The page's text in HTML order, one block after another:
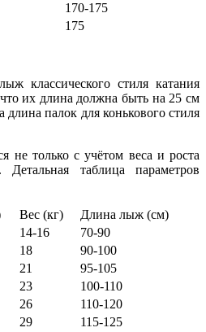
170-175
175
классического стиля катания
их длина должна быть на 25 см
длина палок для конькового стиля
не только с учётом веса и роста
таблица параметров
Вес (кг)
Длина лыж (см)
14-16
70-90
18
90-100
21
95-105
23
100-110
26
110-120
29
115-125